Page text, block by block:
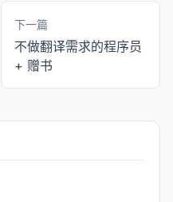
下一篇
不做翻译需求的程序员
+ 赠书